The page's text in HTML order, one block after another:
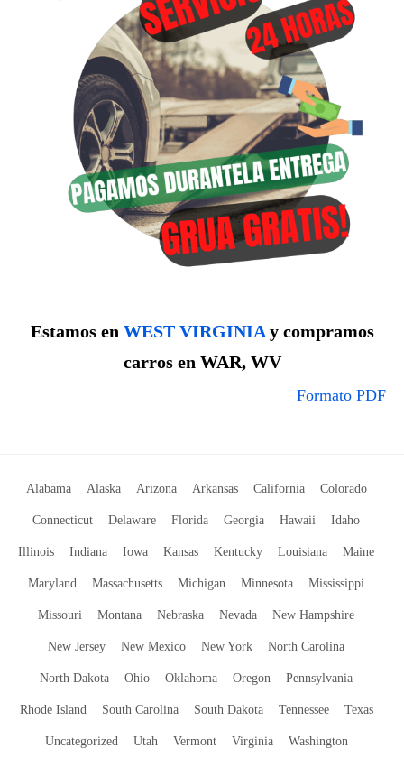
Estamos en WEST VIRGINIAy compramos
carros en WAR, WV
Formato PDF
Alabama Alaska Arizona Arkansas California Colorado
Connecticut Delaware Florida Georgia Hawaii Idaho
Illinois Indiana Iowa Kansas Kentucky Louisiana Maine
Maryland Massachusetts Michigan Minnesota Mississippi
Missouri Montana Nebraska Nevada New Hampshire
New Jersey New Mexico New York North Carolina
North Dakota Ohio Oklahoma Oregon Pennsylvania
Rhode Island South Carolina South Dakota Tennessee Texas
Uncategorized Utah Vermont Virginia Washington